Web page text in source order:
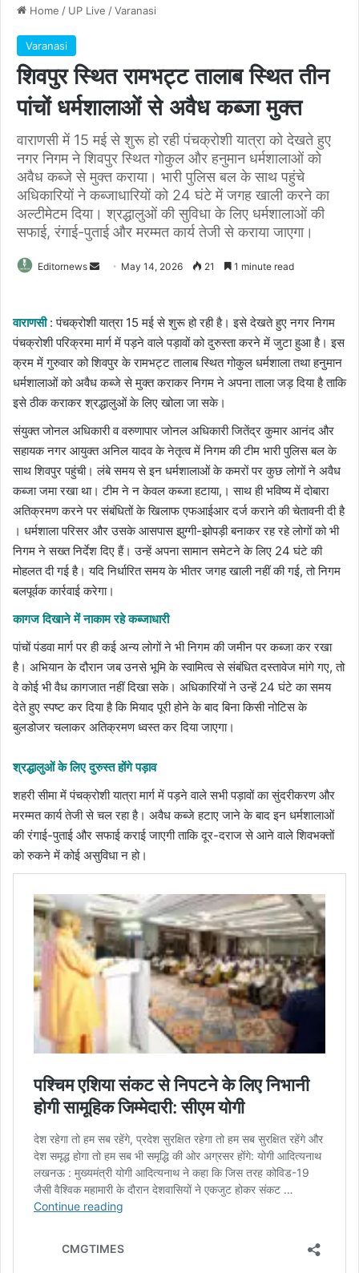
Home / UP Live /Varanasi
Varanasi
शिवपुर स्थित रामभट्ट तालाब स्थित तीन
पांचों धर्मशालाओं से अवैध कब्जा मुक्त
वाराणसी में 15 मई से शुरू हो रही पंचक्रोशी यात्रा को देखते हुए
नगर निगम ने शिवपुर स्थित गोकुल और हनुमान धर्मशालाओं को
अवैध कब्जे से मुक्त कराया। भारी पुलिस बल के साथ पहुंचे
अधिकारियों ने कब्जाधारियों को 24 घंटे में जगह खाली करने का
अल्टीमेटम दिया। श्रद्धालुओं की सुविधा के लिए धर्मशालाओं की
सफाई, रंगाई-पुताई और मरम्मत कार्य तेजी से कराया जाएगा।
Editornews
Send May 14, 2026 21 1 minute read
वाराणसी : पंचक्रोशी यात्रा 15 मई से शुरू हो रही है। इसे देखते हुए नगर निगम
पंचक्रोशी परिक्रमा मार्ग में पड़ने वाले पड़ावों को दुरुस्ता करने में जुटा हुआ है। इस
क्रम में गुरुवार को शिवपुर के रामभट्ट तालाब स्थित गोकुल धर्मशाला तथा हनुमान
धर्मशालाओं को अवैध कब्जे से मुक्त कराकर निगम ने अपना ताला जड़ दिया है ताकि
इसे ठीक कराकर श्रद्धालुओं के लिए खोला जा सके।
संयुक्त जोनल अधिकारी व वरुणापार जोनल अधिकारी जितेंद्र कुमार आनंद और
सहायक नगर आयुक्त अनिल यादव के नेतृत्व में निगम की टीम भारी पुलिस बल के
साथ शिवपुर पहुंची। लंबे समय से इन धर्मशालाओं के कमरों पर कुछ लोगों ने अवैध
कब्जा जमा रखा था। टीम ने न केवल कब्जा हटाया,। साथ ही भविष्य में दोबारा
अतिक्रमण करने पर संबंधितों के खिलाफ एफआईआर दर्ज कराने की चेतावनी दी है
। धर्मशाला परिसर और उसके आसपास झुग्गी-झोपड़ी बनाकर रह रहे लोगों को भी
निगम ने सख्त निर्देश दिए हैं। उन्हें अपना सामान समेटने के लिए 24 घंटे की
मोहलत दी गई है। यदि निर्धारित समय के भीतर जगह खाली नहीं की गई, तो निगम
बलपूर्वक कार्रवाई करेगा।
कागज दिखाने में नाकाम रहे कब्जाधारी
पांचों पंडवा मार्ग पर ही कई अन्य लोगों ने भी निगम की जमीन पर कब्जा कर रखा
है। अभियान के दौरान जब उनसे भूमि के स्वामित्व से संबंधित दस्तावेज मांगे गए, तो
वे कोई भी वैध कागजात नहीं दिखा सके। अधिकारियों ने उन्हें 24 घंटे का समय
देते हुए स्पष्ट कर दिया है कि मियाद पूरी होने के बाद बिना किसी नोटिस के
बुलडोजर चलाकर अतिक्रमण ध्वस्त कर दिया जाएगा।
श्रद्धालुओं के लिए दुरुस्त होंगे पड़ाव
शहरी सीमा में पंचक्रोशी यात्रा मार्ग में पड़ने वाले सभी पड़ावों का सुंदरीकरण और
मरम्मत कार्य तेजी से चल रहा है। अवैध कब्जे हटाए जाने के बाद इन धर्मशालाओं
की रंगाई-पुताई और सफाई कराई जाएगी ताकि दूर-दराज से आने वाले शिवभक्तों
को रुकने में कोई असुविधा न हो।